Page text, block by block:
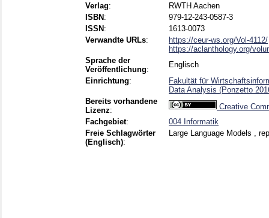
Verlag:
RWTH Aachen
ISBN :
979-12-243-0587-3
ISSN :
1613-0073
Verwandte URLs:
https://ceur-ws.org/Vol-4112/
https://aclanthology.org/
Sprache der
Veröffentlichung:
Englisch
Einrichtung:
Fakultät für
Data Analysis (Ponzetto
Bereits vorhandene
Lizenz:
Creative
Fachgebiet:
004 Informatik
Freie Schlagwörter
(Englisch):
Large Language Models ,